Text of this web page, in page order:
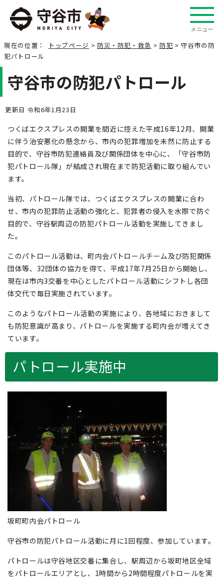
メニュー
現在の位置： トップページ > 防災・防犯・救急 > 防犯 > 守谷市の防
犯パトロール
守谷市の防犯パトロール
更新日 令和6年1月23日
つくばエクスプレスの開業を間近に控えた平成16年12月、開業
に伴う治安悪化の懸念から、市内の犯罪増加を未然に防止する
目的で、守谷市防犯連絡員及び関係団体を中心に、「守谷市防
犯パトロール隊」が結成され現在まで防犯活動に取り組んでい
ます。
当初、パトロール隊では、つくばエクスプレスの開業に合わ
せ、市内の犯罪防止活動の強化と、犯罪者の侵入を水際で防ぐ
目的で、守谷駅周辺の防犯パトロール活動を実施してきまし
た。
このパトロール活動は、町内会パトロールチーム及び防犯関係
団体等、32団体の協力を得て、平成17年7月25日から開始し、
現在は市内3交番を中心としたパトロール活動にシフトし各団
体交代で毎日実施されています。
このようなパトロール活動の実施により、各地域におきまして
も防犯意識が高まり、パトロールを実施する町内会が増えてき
ています。
パトロール実施中
坂町町内会パトロール
守谷市の防犯パトロール活動に月に1回程度、参加しています。
パトロールは守谷地区交番に集合し、駅周辺から坂町地区全域
をパトロールエリアとし、1時間から2時間程度パトロールを実